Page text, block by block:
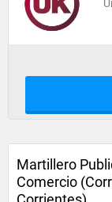
Martillero
Comercio